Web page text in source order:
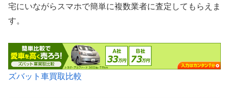
宅にいながらスマホで簡単に複数業者に査定してもらえま
す。
ズバット車買取比較